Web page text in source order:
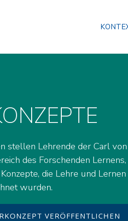
stellen Lehrende der Carl
des Forschenden
die Lehre und
wurden.
VERÖFFENTLICHEN